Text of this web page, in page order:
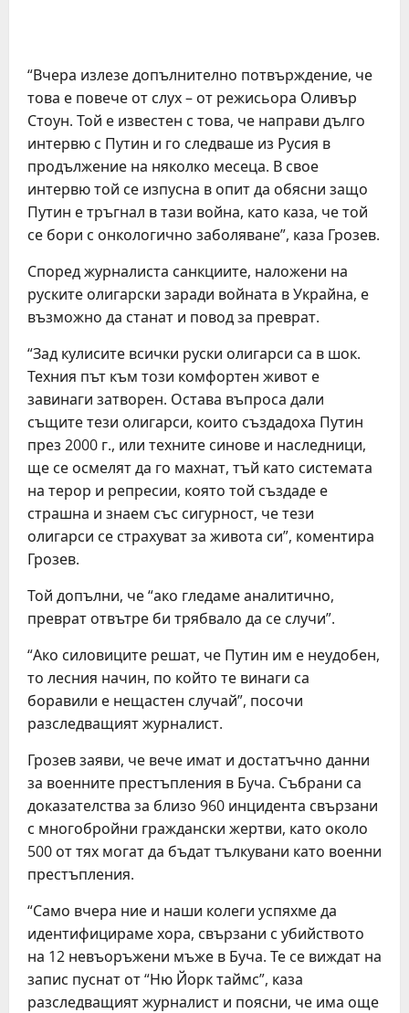
“Вчера излезе допълнително потвърждение, че
това е повече от слух – от режисьора Оливър
Стоун. Той е известен с това, че направи дълго
интервю с Путин и го следваше из Русия в
продължение на няколко месеца. В свое
интервю той се изпусна в опит да обясни защо
Путин е тръгнал в тази война, като каза, че той
се бори с онкологично заболяване”, каза Грозев.
Според журналиста санкциите, наложени на
руските олигарски заради войната в Украйна, е
възможно да станат и повод за преврат.
“Зад кулисите всички руски олигарси са в шок.
Техния път към този комфортен живот е
завинаги затворен. Остава въпроса дали
същите тези олигарси, които създадоха Путин
през 2000 г., или техните синове и наследници,
ще се осмелят да го махнат, тъй като системата
на терор и репресии, която той създаде е
страшна и знаем със сигурност, че тези
олигарси се страхуват за живота си”, коментира
Грозев.
Той допълни, че “ако гледаме аналитично,
преврат отвътре би трябвало да се случи”.
“Ако силовиците решат, че Путин им е неудобен,
то лесния начин, по който те винаги са
боравили е нещастен случай”, посочи
разследващият журналист.
Грозев заяви, че вече имат и достатъчно данни
за военните престъпления в Буча. Събрани са
доказателства за близо 960 инцидента свързани
с многобройни граждански жертви, като около
500 от тях могат да бъдат тълкувани като военни
престъпления.
“Само вчера ние и наши колеги успяхме да
идентифицираме хора, свързани с убийството
на 12 невъоръжени мъже в Буча. Те се виждат на
запис пуснат от “Ню Йорк таймс”, каза
разследващият журналист и поясни, че има още